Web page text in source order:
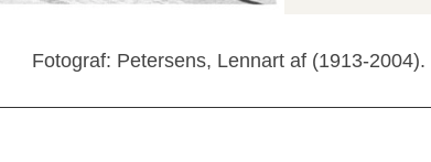
Fotograf: Petersens, Lennart af (1913-2004).